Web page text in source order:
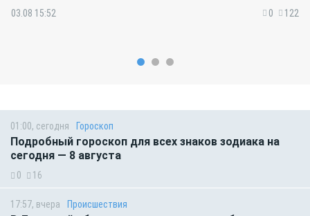
03.08 15:52 0 122
01:00, сегодня Гороскоп
Подробный гороскоп для всех знаков зодиака на
сегодня — 8 августа
0 16
17:57, вчера Происшествия